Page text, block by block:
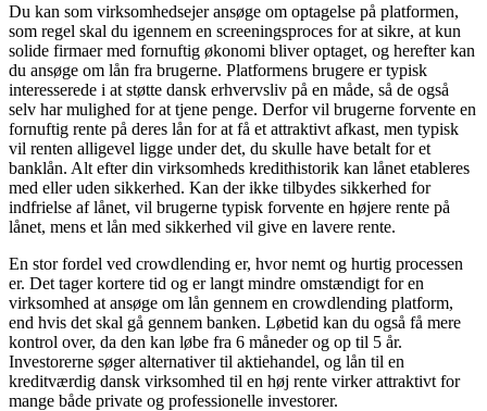
Du kan som virksomhedsejer ansøge om optagelse på platformen,
som regel skal du igennem en screeningsproces for at sikre, at kun
solide firmaer med fornuftig økonomi bliver optaget, og herefter kan
du ansøge om lån fra brugerne. Platformens brugere er typisk
interesserede i at støtte dansk erhvervsliv på en måde, så de også
selv har mulighed for at tjene penge. Derfor vil brugerne forvente en
fornuftig rente på deres lån for at få et attraktivt afkast, men typisk
vil renten alligevel ligge under det, du skulle have betalt for et
banklån. Alt efter din virksomheds kredithistorik kan lånet etableres
med eller uden sikkerhed. Kan der ikke tilbydes sikkerhed for
indfrielse af lånet, vil brugerne typisk forvente en højere rente på
lånet, mens et lån med sikkerhed vil give en lavere rente.
En stor fordel ved crowdlending er, hvor nemt og hurtig processen
er. Det tager kortere tid og er langt mindre omstændigt for en
virksomhed at ansøge om lån gennem en crowdlending platform,
end hvis det skal gå gennem banken. Løbetid kan du også få mere
kontrol over, da den kan løbe fra 6 måneder og op til 5 år.
Investorerne søger alternativer til aktiehandel, og lån til en
kreditværdig dansk virksomhed til en høj rente virker attraktivt for
mange både private og professionelle investorer.